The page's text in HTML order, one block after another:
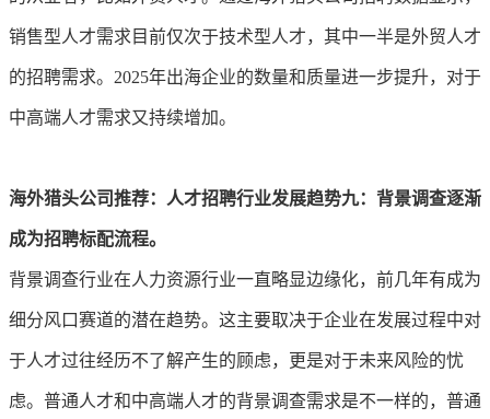
销售型人才需求目前仅次于技术型人才，其中一半是外贸人才
的招聘需求。2025年出海企业的数量和质量进一步提升，对于
中高端人才需求又持续增加。
海外猎头公司推荐：人才招聘行业发展趋势九：背景调查逐渐
成为招聘标配流程。
背景调查行业在人力资源行业一直略显边缘化，前几年有成为
细分风口赛道的潜在趋势。这主要取决于企业在发展过程中对
于人才过往经历不了解产生的顾虑，更是对于未来风险的忧
虑。普通人才和中高端人才的背景调查需求是不一样的，普通